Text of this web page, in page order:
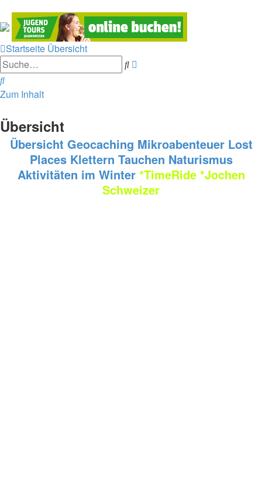
Startseite Übersicht
Suche
Suche
Zum Inhalt
Übersicht
Übersicht Geocaching Mikroabenteuer Lost
Places Klettern Tauchen Naturismus
Aktivitäten im Winter *TimeRide *Jochen
Schweizer